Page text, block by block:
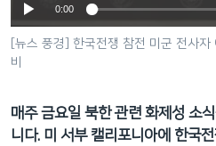
으
이
0:00
[뉴스 풍경] 한국전쟁 참전 미군 전사자
비
매주 금요일 북한 관련 화제성 소
니다. 미 서부 캘리포니아에 한국